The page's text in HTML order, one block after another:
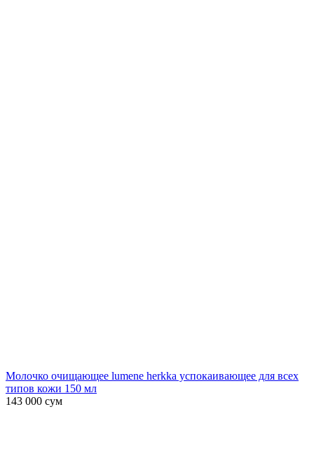
Молочко очищающее lumene herkka успокаивающее для всех
типов кожи 150 мл
143 000 сум